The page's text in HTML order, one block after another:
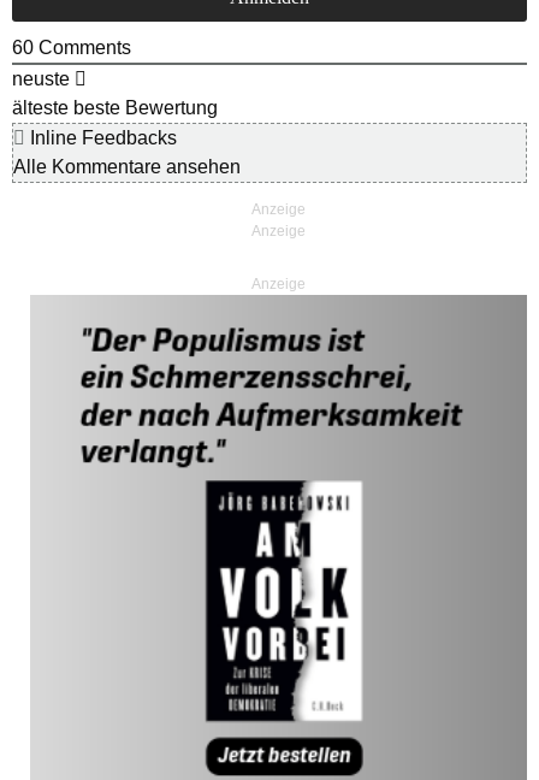
60 Comments
neuste
älteste beste Bewertung
Inline Feedbacks
Alle Kommentare ansehen
Anzeige